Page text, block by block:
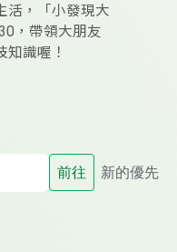
活，「小發現大
，帶領大朋友
識喔！
前往 新的優先